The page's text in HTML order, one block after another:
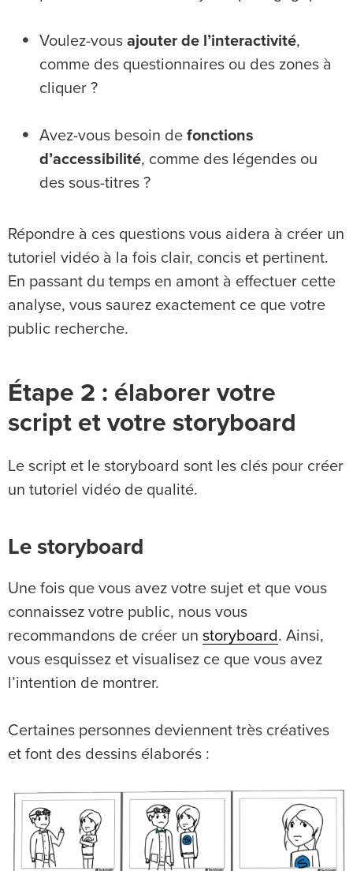
Voulez-vous ajouter de l’interactivité,
comme des questionnaires ou des zones à
cliquer ?
Avez-vous besoin de fonctions
d’accessibilité, comme des légendes ou
des sous-titres ?
Répondre à ces questions vous aidera à créer un
tutoriel vidéo à la fois clair, concis et pertinent.
En passant du temps en amont à effectuer cette
analyse, vous saurez exactement ce que votre
public recherche.
Étape 2 : élaborer votre
script et votre storyboard
Le script et le storyboard sont les clés pour créer
un tutoriel vidéo de qualité.
Le storyboard
Une fois que vous avez votre sujet et que vous
connaissez votre public, nous vous
recommandons de créer un storyboard . Ainsi,
vous esquissez et visualisez ce que vous avez
l’intention de montrer.
Certaines personnes deviennent très créatives
et font des dessins élaborés :